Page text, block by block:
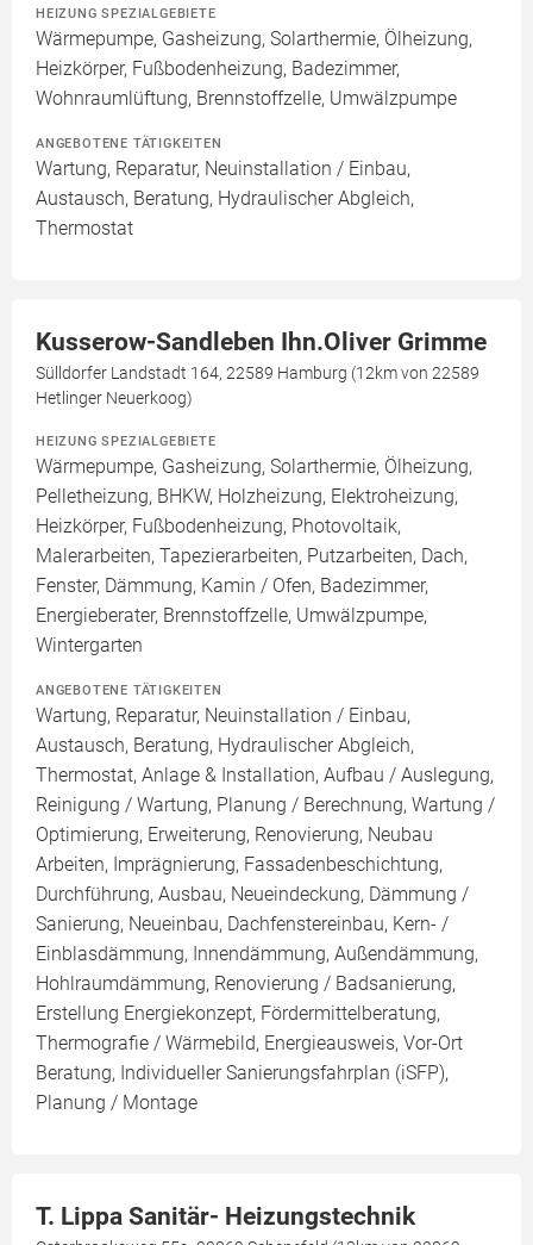
HEIZUNG SPEZIALGEBIETE
Wärmepumpe, Gasheizung, Solarthermie, Ölheizung,
Heizkörper, Fußbodenheizung, Badezimmer,
Wohnraumlüftung, Brennstoffzelle, Umwälzpumpe
ANGEBOTENE TÄTIGKEITEN
Wartung, Reparatur, Neuinstallation / Einbau,
Austausch, Beratung, Hydraulischer Abgleich,
Thermostat
Kusserow-Sandleben Ihn.Oliver Grimme
Sülldorfer Landstadt 164, 22589 Hamburg (12km von 22589
Hetlinger Neuerkoog)
HEIZUNG SPEZIALGEBIETE
Wärmepumpe, Gasheizung, Solarthermie, Ölheizung,
Pelletheizung, BHKW, Holzheizung, Elektroheizung,
Heizkörper, Fußbodenheizung, Photovoltaik,
Malerarbeiten, Tapezierarbeiten, Putzarbeiten, Dach,
Fenster, Dämmung, Kamin / Ofen, Badezimmer,
Energieberater, Brennstoffzelle, Umwälzpumpe,
Wintergarten
ANGEBOTENE TÄTIGKEITEN
Wartung, Reparatur, Neuinstallation / Einbau,
Austausch, Beratung, Hydraulischer Abgleich,
Thermostat, Anlage & Installation, Aufbau / Auslegung,
Reinigung / Wartung, Planung / Berechnung, Wartung /
Optimierung, Erweiterung, Renovierung, Neubau
Arbeiten, Imprägnierung, Fassadenbeschichtung,
Durchführung, Ausbau, Neueindeckung, Dämmung /
Sanierung, Neueinbau, Dachfenstereinbau, Kern- /
Einblasdämmung, Innendämmung, Außendämmung,
Hohlraumdämmung, Renovierung / Badsanierung,
Erstellung Energiekonzept, Fördermittelberatung,
Thermografie / Wärmebild, Energieausweis, Vor-Ort
Beratung, Individueller Sanierungsfahrplan (iSFP),
Planung / Montage
T. Lippa Sanitär- Heizungstechnik